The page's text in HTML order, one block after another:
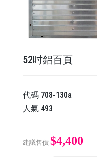
52吋鋁百頁
代碼 708-130a
人氣 493
建議售價 $4,400